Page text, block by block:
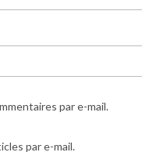
par e-mail.
par e-mail.